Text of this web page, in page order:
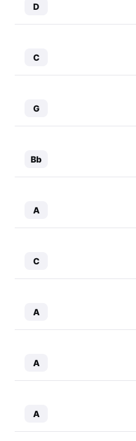
D
C
G
Bb
A
C
A
A
A